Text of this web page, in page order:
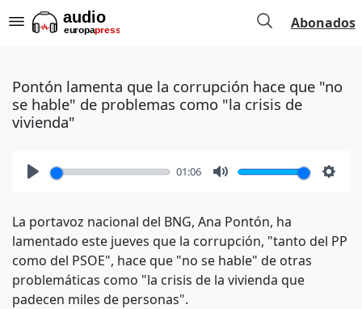
Abonados
Pontón lamenta que la corrupción hace que "no
se hable" de problemas como "la crisis de
vivienda"
01:06
La portavoz nacional del BNG, Ana Pontón, ha
lamentado este jueves que la corrupción, "tanto del PP
como del PSOE", hace que "no se hable" de otras
problemáticas como "la crisis de la vivienda que
padecen miles de personas".